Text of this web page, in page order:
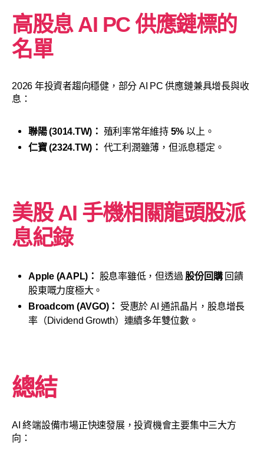
高股息 AI PC 供應鏈標的
名單
2026 年投資者趨向穩健，部分 AI PC 供應鏈兼具增長與收
息：
聯陽 (3014.TW)： 殖利率常年維持 5% 以上。
仁寶 (2324.TW)： 代工利潤雖薄，但派息穩定。
美股 AI 手機相關龍頭股派
息紀錄
Apple (AAPL)： 股息率雖低，但透過 股份回購回饋
股東嘅力度極大。
Broadcom (AVGO)：
受惠於 AI 通訊晶片，股息增長
率（Dividend Growth）連續多年雙位數。
總結
AI 終端設備市場正快速發展，投資機會主要集中三大方
向：